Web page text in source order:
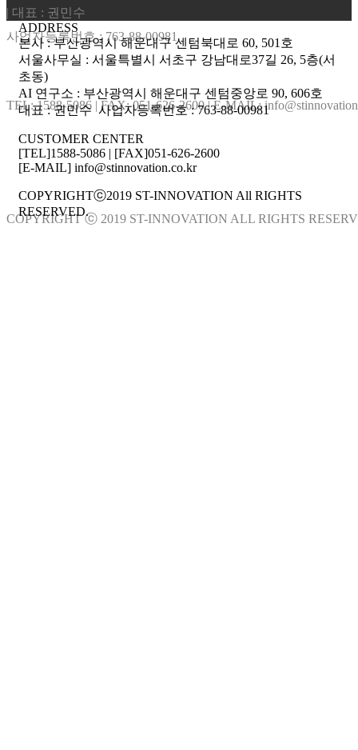
| 대표 : 권민수
사업자등록번호 : 763-88-00981
TEL: 1588-5086 | FAX: 051-626-2600 | E-MAIL:
COPYRIGHT ⓒ 2019 ST-INNOVATION ALL RIGHTS
ADDRESS
본사 : 부산광역시 해운대구 센텀북대로 60, 501호
서울사무실 : 서울특별시 서초구 강남대로37길 26, 5층(서
초동)
AI 연구소 : 부산광역시 해운대구 센텀중앙로 90, 606호
대표 : 권민수 사업자등록번호 : 763-88-00981
CUSTOMER CENTER
[TEL]1588-5086 | [FAX]051-626-2600
[E-MAIL] info@stinnovation.co.kr
COPYRIGHTⓒ2019 ST-INNOVATION All RIGHTS
RESERVED.